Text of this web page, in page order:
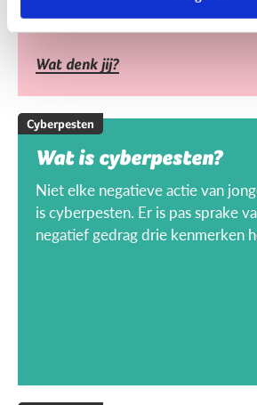
Wat denk jij?
Cyberpesten
Wat is cyberpesten?
Niet elke negatieve actie van
is cyberpesten. Er is pas sprake
negatief gedrag drie kenmerken